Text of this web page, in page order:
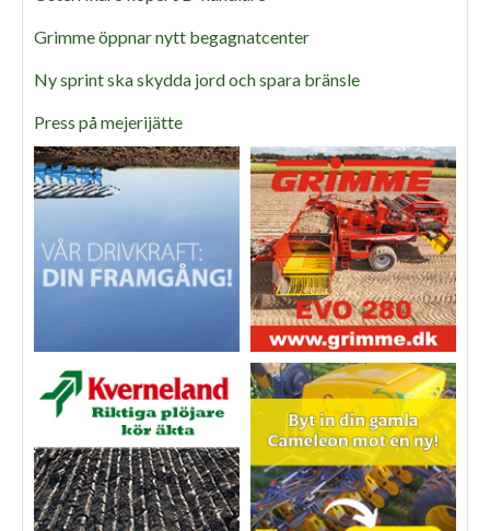
Grimme öppnar nytt begagnatcenter
Ny sprint ska skydda jord och spara bränsle
Press på mejerijätte